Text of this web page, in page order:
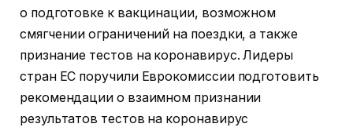
о подготовке к вакцинации, возможном
смягчении ограничений на поездки, а также
признание тестов на коронавирус. Лидеры
стран ЕС поручили Еврокомиссии подготовить
рекомендации о взаимном признании
результатов тестов на коронавирус